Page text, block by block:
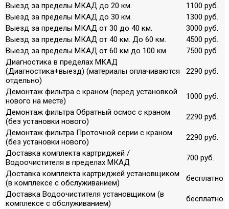
Выезд за пределы МКАД до 20 км.
1100 руб.
Выезд за пределы МКАД до 30 км.
1300 руб.
Выезд за пределы МКАД от 30 до 40 км.
3000 руб.
Выезд за пределы МКАД от 40 км. До 60 км.
4500 руб.
Выезд за пределы МКАД от 60 км до 100 км.
7500 руб.
Диагностика в пределах МКАД
(Диагностика+выезд) (материалы оплачиваются
отдельно)
2290 руб.
Демонтаж фильтра с краном (перед установкой
нового на месте)
1000 руб.
Демонтаж фильтра Обратный осмос с краном
(без установки нового)
2290 руб.
Демонтаж фильтра Проточной серии с краном
(без установки нового)
2290 руб.
Доставка комплекта картриджей /
Водоочистителя в пределах МКАД
700 руб.
Доставка комплекта картриджей установщиком
(в комплексе с обслуживанием)
бесплатно
Доставка Водоочистителя установщиком (в
комплексе с обслуживанием)
бесплатно